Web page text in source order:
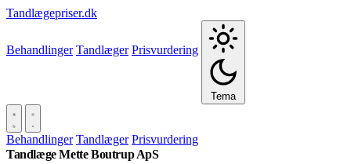
Tandlægepriser.dk
Behandlinger Tandlæger Prisvurdering
Tema
Behandlinger Tandlæger Prisvurdering
Tandlæge Mette Boutrup ApS